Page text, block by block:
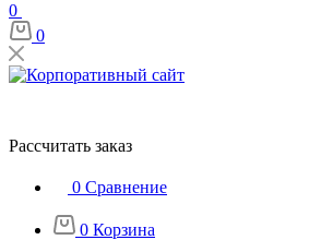
0
0
Рассчитать заказ
0 Сравнение
0 Корзина